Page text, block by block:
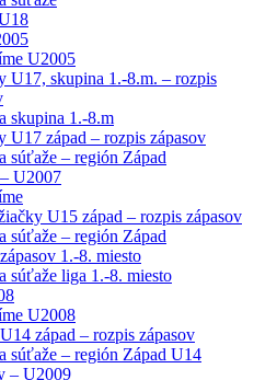
U2005
U17, skupina 1.-8.m. – rozpis
skupina 1.-8.m
U17 západ – rozpis zápasov
súťaže – región Západ
U2007
U15 západ – rozpis zápasov
súťaže – región Západ
1.-8. miesto
súťaže liga 1.-8. miesto
U2008
západ – rozpis zápasov
súťaže – región Západ U14
– U2009